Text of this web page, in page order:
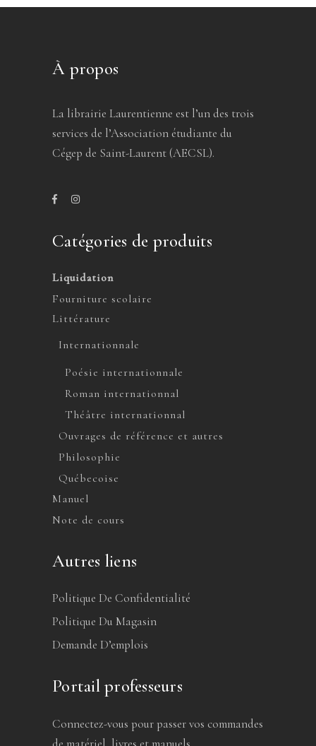
À propos
La librairie Laurentienne est l’un des trois
services de l’Association étudiante du
Cégep de Saint-Laurent (AECSL).
Catégories de produits
Liquidation
Fourniture scolaire
Littérature
Internationnale
Poésie internationnale
Roman internationnal
Théâtre internationnal
Ouvrages de référence et autres
Philosophie
Québecoise
Manuel
Note de cours
Autres liens
Politique De Confidentialité
Politique Du Magasin
Demande D’emplois
Portail professeurs
Connectez-vous pour passer vos commandes